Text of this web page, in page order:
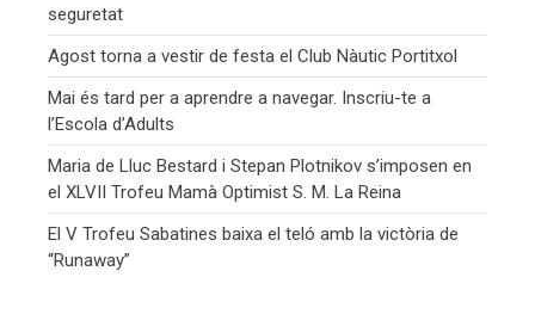
seguretat
Agost torna a vestir de festa el Club Nàutic Portitxol
Mai és tard per a aprendre a navegar. Inscriu-te a
l’Escola d’Adults
Maria de Lluc Bestard i Stepan Plotnikov s’imposen en
el XLVII Trofeu Mamà Optimist S. M. La Reina
El V Trofeu Sabatines baixa el teló amb la victòria de
“Runaway”